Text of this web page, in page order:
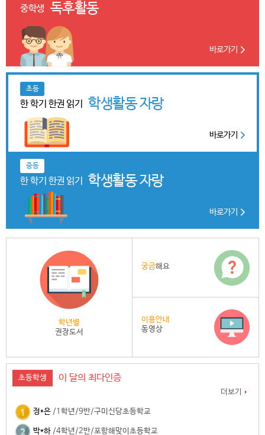
중학생 독후활동
바로가기
초등
한 학기 한권 읽기 학생활동 자랑
바로가기
중등
한 학기 한권 읽기 학생활동 자랑
바로가기
학년별
권장도서
궁금해요
이용안내
동영상
초등학생 이 달의 최다인증
정*은 /1학년/9반/구미신당초등학교
박*하 /4학년/2반/포항해맞이초등학교
더보기